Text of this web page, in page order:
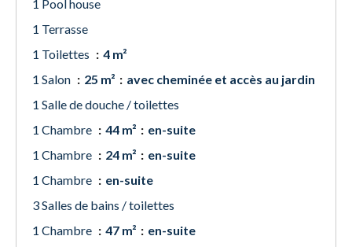
1 Pool house
1 Terrasse
1 Toilettes
4 m²
1 Salon
25 m²
avec cheminée et accès au jardin
1 Salle de douche / toilettes
1 Chambre
44 m²
en-suite
1 Chambre
24 m²
en-suite
1 Chambre
en-suite
3 Salles de bains / toilettes
1 Chambre
47 m²
en-suite